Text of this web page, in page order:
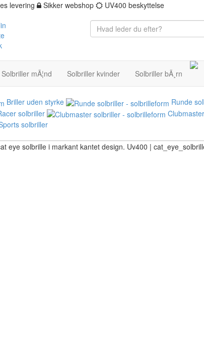
levering Sikker webshop UV400 beskyttelse
Solbriller mÃ¦nd Solbriller kvinder Solbriller bÃ¸rn
Briller uden styrke Runde
solbriller
solbriller